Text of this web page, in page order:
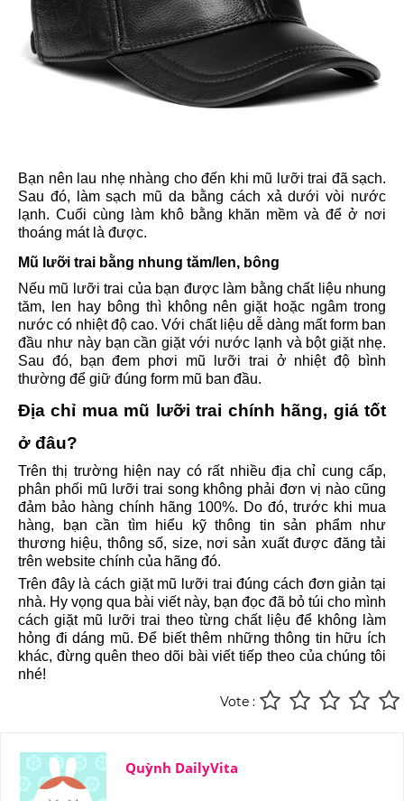
Bạn nên lau nhẹ nhàng cho đến khi mũ lưỡi trai đã sạch.
Sau đó, làm sạch mũ da bằng cách xả dưới vòi nước
lạnh. Cuối cùng làm khô bằng khăn mềm và để ở nơi
thoáng mát là được.
Mũ lưỡi trai bằng nhung tăm/len, bông
Nếu mũ lưỡi trai của bạn được làm bằng chất liệu nhung
tăm, len hay bông thì không nên giặt hoặc ngâm trong
nước có nhiệt độ cao. Với chất liệu dễ dàng mất form ban
đầu như này bạn cần giặt với nước lạnh và bột giặt nhẹ.
Sau đó, bạn đem phơi mũ lưỡi trai ở nhiệt độ bình
thường để giữ đúng form mũ ban đầu.
Địa chỉ mua mũ lưỡi trai chính hãng, giá tốt
ở đâu?
Trên thị trường hiện nay có rất nhiều địa chỉ cung cấp,
phân phối mũ lưỡi trai song không phải đơn vị nào cũng
đảm bảo hàng chính hãng 100%. Do đó, trước khi mua
hàng, bạn cần tìm hiểu kỹ thông tin sản phẩm như
thương hiệu, thông số, size, nơi sản xuất được đăng tải
trên website chính của hãng đó.
Trên đây là cách giặt mũ lưỡi trai đúng cách đơn giản tại
nhà. Hy vọng qua bài viết này, bạn đọc đã bỏ túi cho mình
cách giặt mũ lưỡi trai theo từng chất liệu để không làm
hỏng đi dáng mũ. Để biết thêm những thông tin hữu ích
khác, đừng quên theo dõi bài viết tiếp theo của chúng tôi
nhé!
Vote :
Quỳnh DailyVita